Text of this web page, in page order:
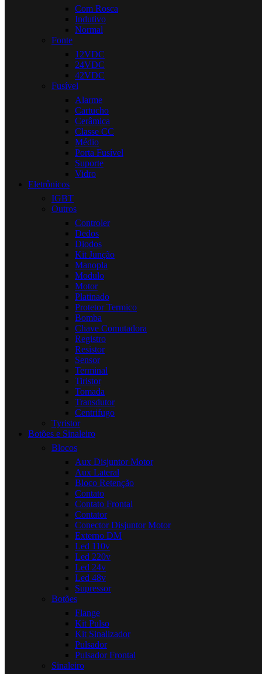
Com Rosca
Indutivo
Normal
Fonte
12VDC
24VDC
42VDC
Fusível
Alarme
Cartucho
Cerâmica
Classe CC
Médio
Porta Fusível
Suporte
Vidro
Eletrônicos
IGBT
Outros
Controler
Dedos
Diodos
Kit Junção
Manopla
Modulo
Motor
Platinado
Protetor Termico
Bomba
Chave Comutadora
Registro
Resistor
Sensor
Terminal
Tiristor
Tomada
Transdutor
Centrifugo
Tyristor
Botões e Sinaleiro
Blocos
Aux Disjuntor Motor
Aux Lateral
Bloco Retenção
Contato
Contato Frontal
Contator
Conector Disjuntor Motor
Externo DM
Led 110v
Led 220v
Led 24v
Led 48v
Supressor
Botões
Flange
Kit Pulso
Kit Sinalizador
Pulsador
Pulsador Frontal
Sinaleiro